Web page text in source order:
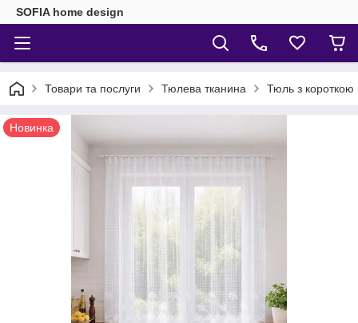
SOFIA home design
Товари та послуги Тюлева тканина Тюль з короткою
Новинка